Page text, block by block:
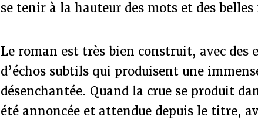
se tenir à la hauteur des mots et des
Le roman est très bien construit, avec des
d’échos subtils qui produisent une
désenchantée. Quand la crue se produit
été annoncée et attendue depuis le titre,